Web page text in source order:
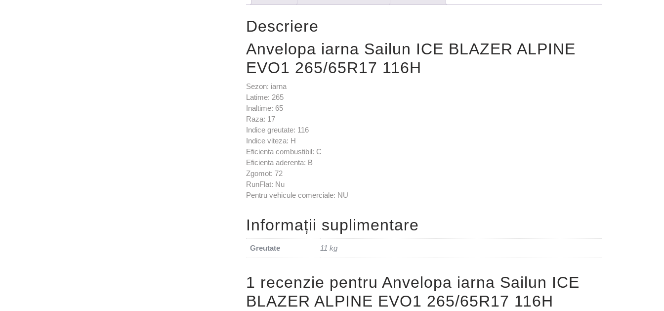
Descriere
Anvelopa iarna Sailun ICE BLAZER ALPINE
EVO1 265/65R17 116H
Sezon: iarna
Latime: 265
Inaltime: 65
Raza: 17
Indice greutate: 116
Indice viteza: H
Eficienta combustibil: C
Eficienta aderenta: B
Zgomot: 72
RunFlat: Nu
Pentru vehicule comerciale: NU
Informații suplimentare
Greutate 11 kg
1 recenzie pentru Anvelopa iarna Sailun ICE
BLAZER ALPINE EVO1 265/65R17 116H